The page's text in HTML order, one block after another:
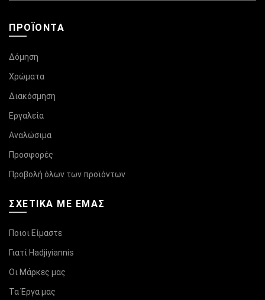
ΠΡΟΪΌΝΤΑ
Δόμηση
Χρώματα
Διακόσμηση
Εργαλεία
Αναλώσιμα
Προσφορές
Προβολή όλων των προϊόντων
ΣΧΕΤΙΚΆ ΜΕ ΕΜΑΣ
Ποιοι Είμαστε
Γιατί Hadjiyiannis
Οι Μάρκες μας
Τα Έργα μας